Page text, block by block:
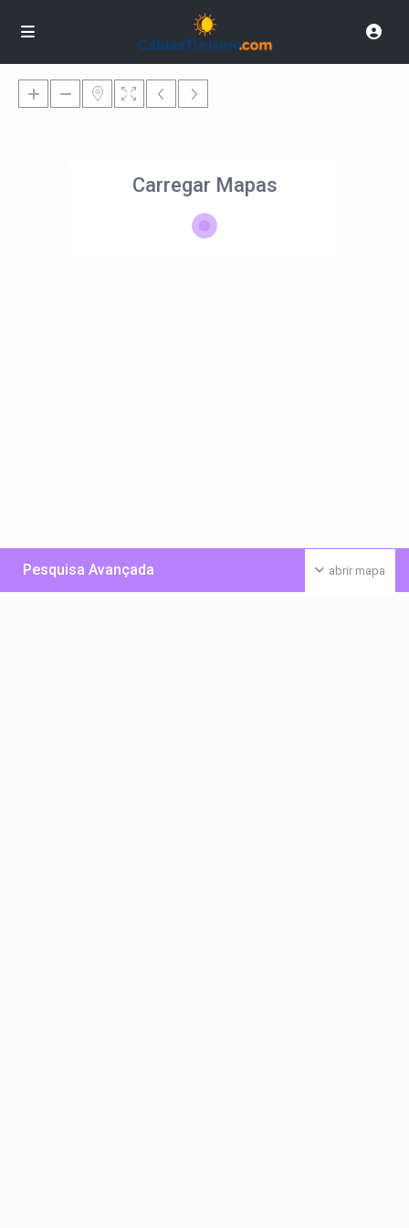
Carregar Mapas
abrir mapa
Pesquisa Avançada